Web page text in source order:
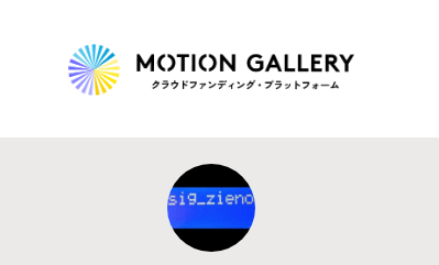
Highlight
新着プロジェクト